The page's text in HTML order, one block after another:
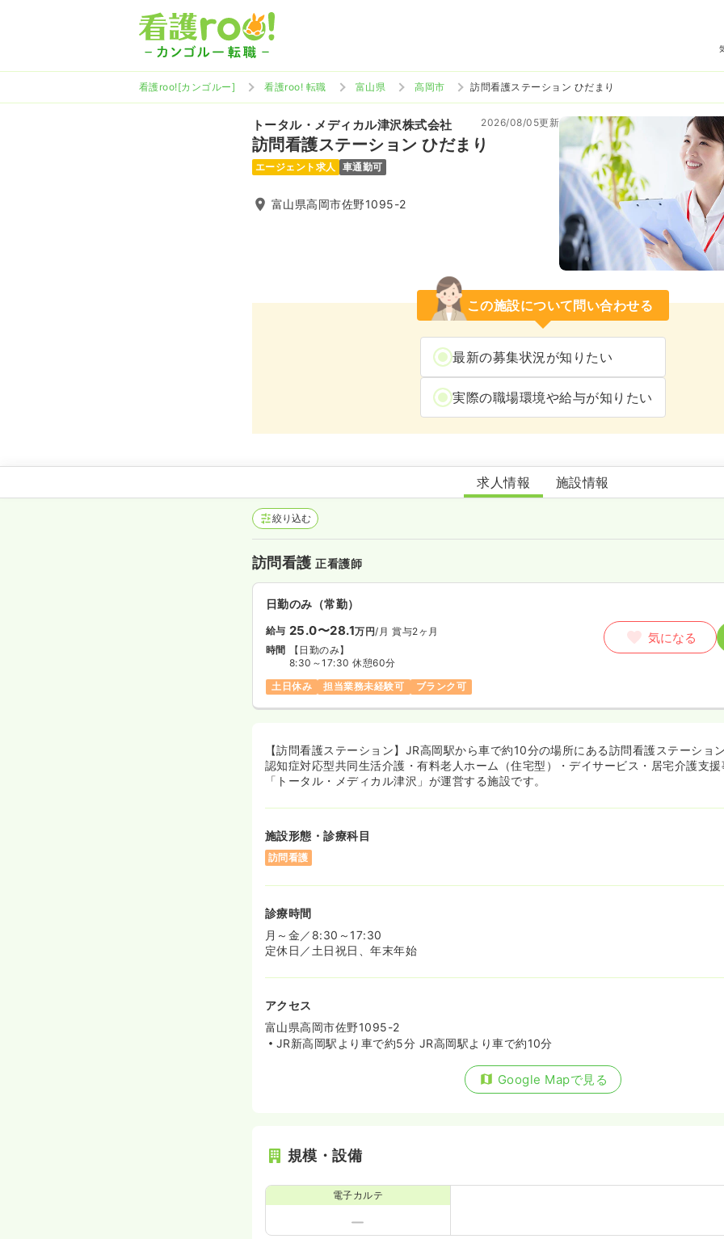
看護roo![カンゴルー] 看護roo! 転職 富山県 高岡市 訪問看護ステーション ひだまり
トータル・メディカル津沢株式会社
訪問看護ステーション ひだまり
2026/08/05更新
エージェント求人 車通勤可
富山県高岡市佐野1095-2
この施設について問い合わせる
最新の募集状況が知りたい
実際の職場環境や給与が知りたい
訪問看護ステーション ひだまり
求人情報 施設情報
絞り込む
訪問看護正看護師
日勤のみ（常勤）
給与 25.0〜28.1万円/月 賞与2ヶ月
時間
【日勤のみ】
8:30～17:30 休憩60分
土日休み
担当業務未経験可 ブランク可
気になる
【訪問看護ステーション】JR高岡駅から車で約10分の場所にある訪問看護ステーショ
認知症対応型共同生活介護・有料老人ホーム（住宅型）・デイサービス・居宅介護支
「トータル・メディカル津沢」が運営する施設です。
施設形態・診療科目
訪問看護
診療時間
月～金／8:30～17:30
定休日／土日祝日、年末年始
アクセス
富山県高岡市佐野1095-2
JR新高岡駅より車で約5分 JR高岡駅より車で約10分
Google Mapで見る
規模・設備
電子カルテ